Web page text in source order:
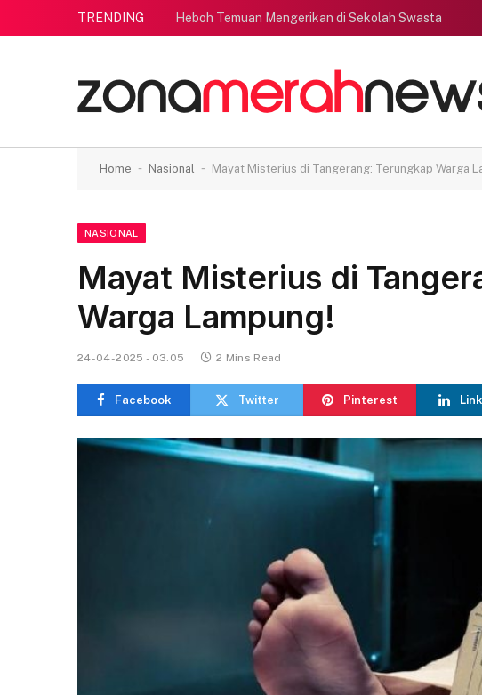
TRENDING Heboh Temuan Mengerikan di Sekolah Swasta
Home - Nasional - Mayat Misterius di Tangerang: Terungkap Warga
NASIONAL
Mayat Misterius di
Warga Lampung!
24-04-2025 - 03.05 2 Mins Read
Facebook Twitter Pinterest